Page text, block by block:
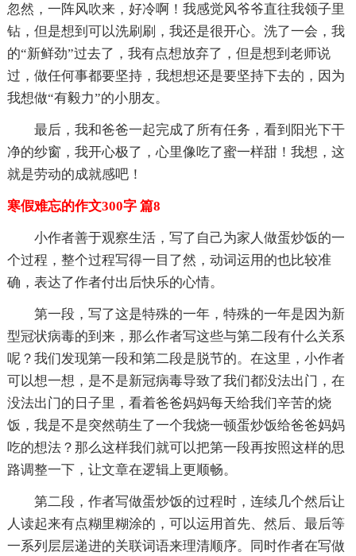
忽然，一阵风吹来，好冷啊！我感觉风爷爷直往我领子里
钻，但是想到可以洗刷刷，我还是很开心。洗了一会，我
的“新鲜劲”过去了，我有点想放弃了，但是想到老师说
过，做任何事都要坚持，我想想还是要坚持下去的，因为
我想做“有毅力”的小朋友。
最后，我和爸爸一起完成了所有任务，看到阳光下干
净的纱窗，我开心极了，心里像吃了蜜一样甜！我想，这
就是劳动的成就感吧！
寒假难忘的作文300字 篇8
小作者善于观察生活，写了自己为家人做蛋炒饭的一
个过程，整个过程写得一目了然，动词运用的也比较准
确，表达了作者付出后快乐的心情。
第一段，写了这是特殊的一年，特殊的一年是因为新
型冠状病毒的到来，那么作者写这些与第二段有什么关系
呢？我们发现第一段和第二段是脱节的。在这里，小作者
可以想一想，是不是新冠病毒导致了我们都没法出门，在
没法出门的日子里，看着爸爸妈妈每天给我们辛苦的烧
饭，我是不是突然萌生了一个我烧一顿蛋炒饭给爸爸妈妈
吃的想法？那么这样我们就可以把第一段再按照这样的思
路调整一下，让文章在逻辑上更顺畅。
第二段，作者写做蛋炒饭的过程时，连续几个然后让
人读起来有点糊里糊涂的，可以运用首先、然后、最后等
一系列层层递进的关联词语来理清顺序。同时作者在写做